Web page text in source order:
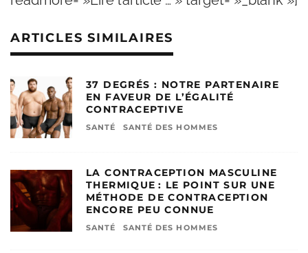
ARTICLES SIMILAIRES
37 DEGRÉS : NOTRE PARTENAIRE
EN FAVEUR DE L’ÉGALITÉ
CONTRACEPTIVE
SANTÉ SANTÉ DES HOMMES
LA CONTRACEPTION MASCULINE
THERMIQUE : LE POINT SUR UNE
MÉTHODE DE CONTRACEPTION
ENCORE PEU CONNUE
SANTÉ SANTÉ DES HOMMES